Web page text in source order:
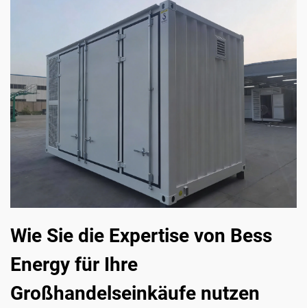
Wie Sie die Expertise von Bess
Energy für Ihre
Großhandelseinkäufe nutzen